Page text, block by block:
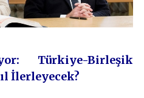
Türkiye-Birleşik
İlerleyecek?